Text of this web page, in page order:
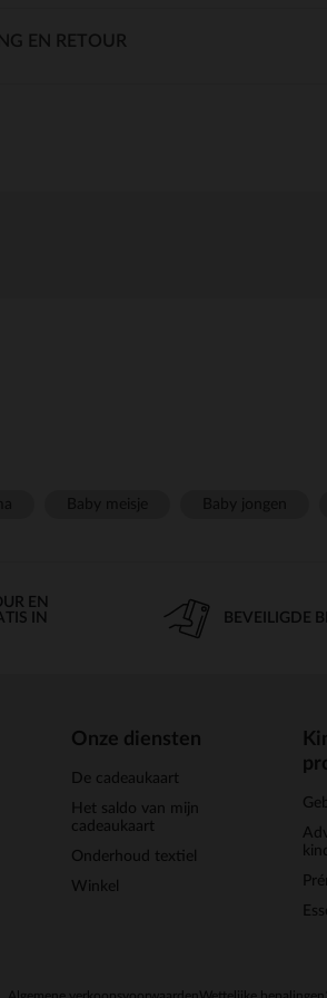
EN RETOUR
EN
IN
BEVEILIGDE
Onze diensten
De cadeaukaart
Het saldo van mijn
cadeaukaart
Onderhoud textiel
Winkel